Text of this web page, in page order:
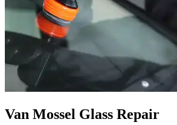
Van Mossel Glass Repair